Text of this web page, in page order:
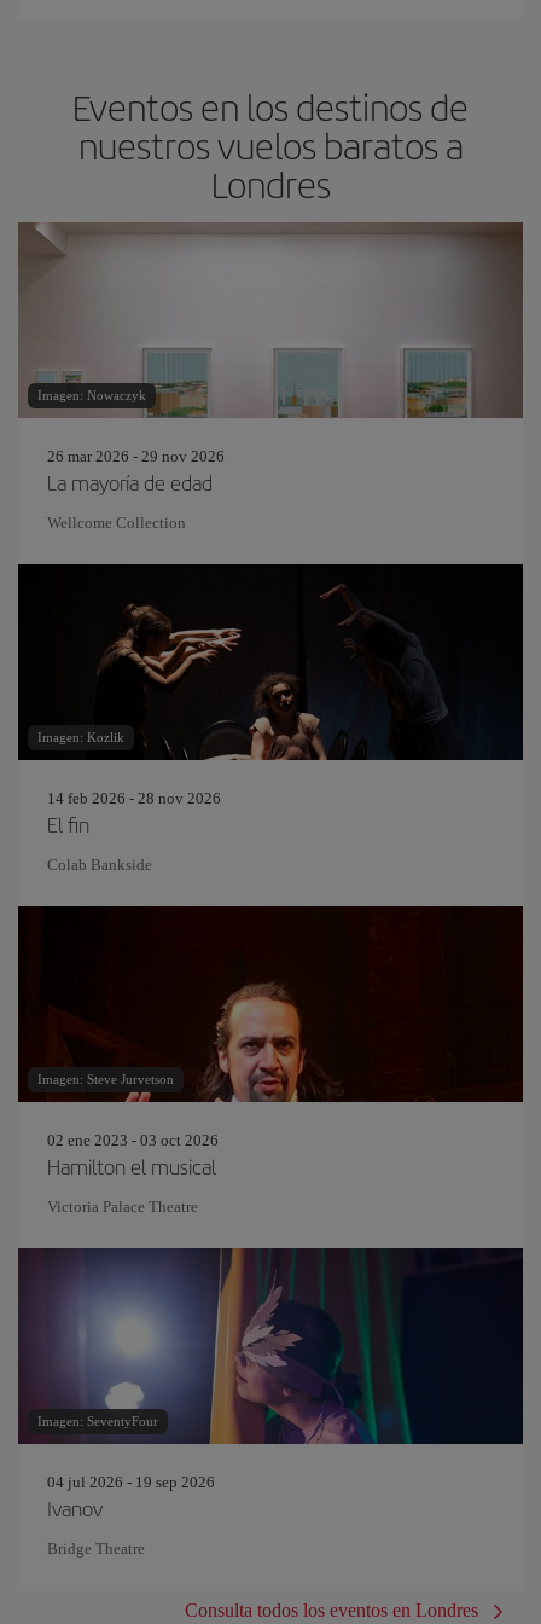
Eventos en los destinos de
nuestros vuelos baratos a
Londres
Imagen: Nowaczyk
26 mar 2026 - 29 nov 2026
La mayoría de edad
Wellcome Collection
Imagen: Kozlik
14 feb 2026 - 28 nov 2026
El fin
Colab Bankside
Imagen: Steve Jurvetson
02 ene 2023 - 03 oct 2026
Hamilton el musical
Victoria Palace Theatre
Imagen: SeventyFour
04 jul 2026 - 19 sep 2026
Ivanov
Bridge Theatre
Consulta todos los eventos en Londres